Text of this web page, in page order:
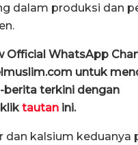
dalam produksi dan
Official WhatsApp
untuk
berita terkini dengan
tautan ini.
dan kalsium keduanya